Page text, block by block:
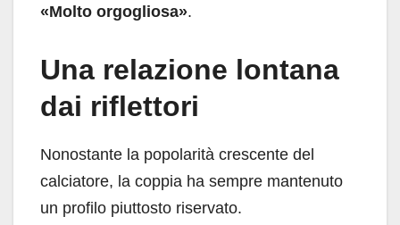
«Molto orgogliosa».
Una relazione lontana
dai riflettori
Nonostante la popolarità crescente del
calciatore, la coppia ha sempre mantenuto
un profilo piuttosto riservato.